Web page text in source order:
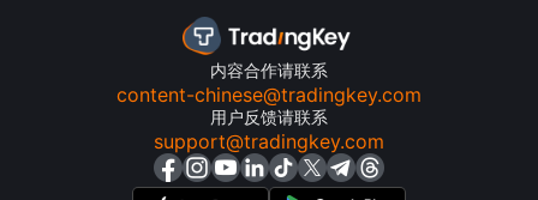
内容合作请联系
content-chinese@tradingkey.com
用户反馈请联系
support@tradingkey.com